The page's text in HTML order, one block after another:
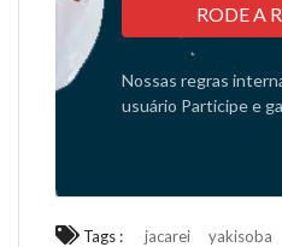
RODE A
Nossas regras
usuário Participe e
Tags : jacarei yakisoba